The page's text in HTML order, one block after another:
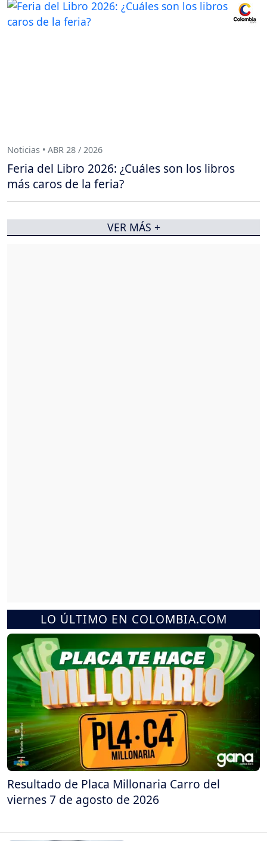
LO ÚLTIMO EN COLOMBIA.COM
Resultado de Placa Millonaria Carro del
viernes 7 de agosto de 2026
Noticias • ABR 28 / 2026
Feria del Libro 2026: ¿Cuáles son los libros
más caros de la feria?
VER MÁS +